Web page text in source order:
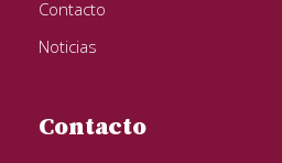
Contacto
Noticias
Contacto